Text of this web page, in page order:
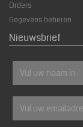
Orders
Gegevens beheren
Nieuwsbrief